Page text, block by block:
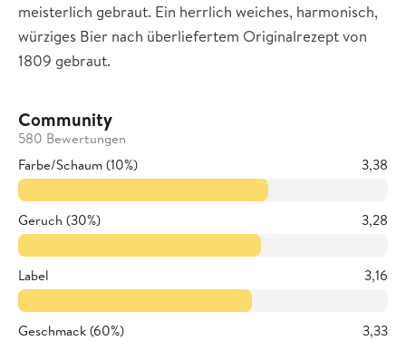
meisterlich gebraut. Ein herrlich weiches, harmonisch,
würziges Bier nach überliefertem Originalrezept von
1809 gebraut.
Community
580 Bewertungen
Farbe/Schaum (10%)
3,38
Geruch (30%) 3,28
Label 3,16
Geschmack (60%) 3,33